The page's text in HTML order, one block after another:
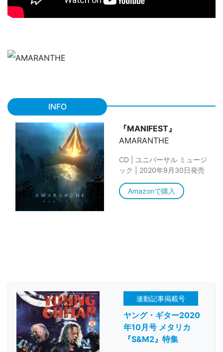
INFO
『MANIFEST』
AMARANTHE
CD | ユニバーサル ミュージ
ック | 2020年9月30日発売
Amazonで購入
連動記事掲載号
ヤング・ギター2020
年10月号 メタリカ
『S&M2』特集